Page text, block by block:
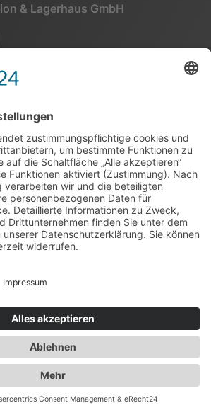
& Lagerhaus GmbH
- 00
Europa
Rhein-Main
Facebook